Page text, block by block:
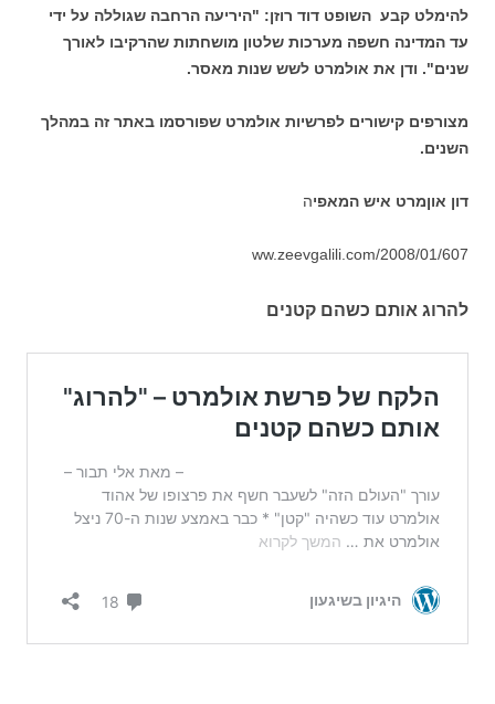
להימלט קבע השופט דוד רוזן: "היריעה הרחבה שגוללה על ידי
עד המדינה חשפה מערכות שלטון מושחתות שהרקיבו לאורך
שנים". ודן את אולמרט לשש שנות מאסר.
מצורפים קישורים לפרשיות אולמרט שפורסמו באתר זה במהלך
השנים.
דון אוןמרט איש המאפיה
ww.zeevgalili.com/2008/01/607
להרוג אותם כשהם קטנים